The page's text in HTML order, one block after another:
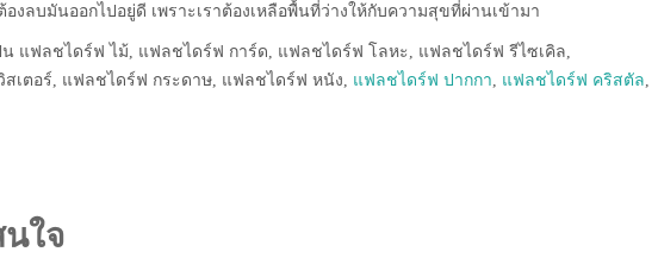
งลบมันออกไปอยู่ดี เพราะเราต้องเหลือพื้นที่ว่างให้กับความสุขที่ผ่านเข้ามา
แฟลชไดร์ฟ ไม้, แฟลชไดร์ฟ การ์ด, แฟลชไดร์ฟ โลหะ, แฟลชไดร์ฟ รีไซเคิล,
สเตอร์, แฟลชไดร์ฟ กระดาษ, แฟลชไดร์ฟ หนัง, แฟลชไดร์ฟ ปากกา แฟลชไดร์ฟ คริสตัล
ใจ